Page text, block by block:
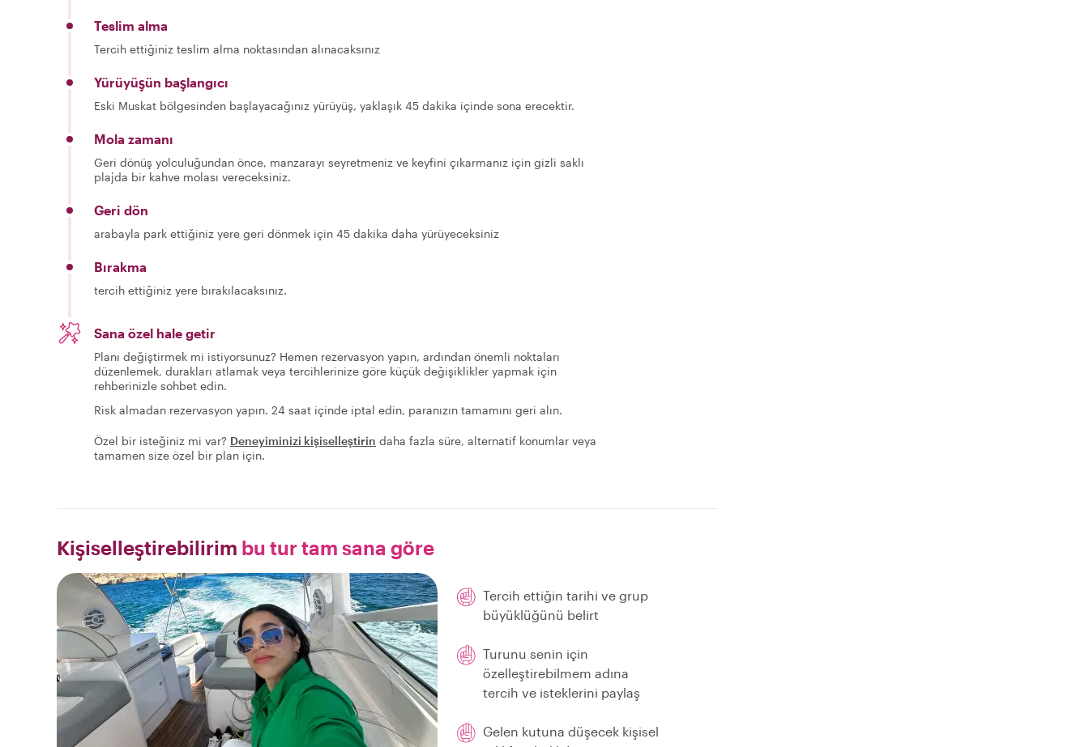
Teslim alma
Tercih ettiğiniz teslim alma noktasından alınacaksınız
Yürüyüşün başlangıcı
Eski Muskat bölgesinden başlayacağınız yürüyüş, yaklaşık 45 dakika içinde sona erecektir.
Mola zamanı
Geri dönüş yolculuğundan önce, manzarayı seyretmeniz ve keyfini çıkarmanız için gizli saklı
plajda bir kahve molası vereceksiniz.
Geri dön
arabayla park ettiğiniz yere geri dönmek için 45 dakika daha yürüyeceksiniz
Bırakma
tercih ettiğiniz yere bırakılacaksınız.
Sana özel hale getir
Planı değiştirmek mi istiyorsunuz? Hemen rezervasyon yapın, ardından önemli noktaları
düzenlemek, durakları atlamak veya tercihlerinize göre küçük değişiklikler yapmak için
rehberinizle sohbet edin.
Risk almadan rezervasyon yapın. 24 saat içinde iptal edin, paranızın tamamını geri alın.
Özel bir isteğiniz mi var? Deneyiminizi kişiselleştirin daha fazla süre, alternatif konumlar veya
tamamen size özel bir plan için.
Kişiselleştirebilirim bu tur tam sana göre
Tercih ettiğin tarihi ve grup
büyüklüğünü belirt
Turunu senin için
özelleştirebilmem adına
tercih ve isteklerini paylaş
Gelen kutuna düşecek kişisel